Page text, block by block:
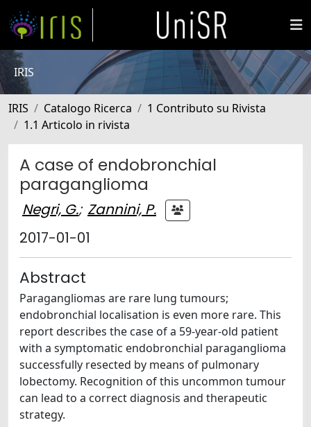
IRIS
IRIS Catalogo Ricerca
1 Contributo su Rivista
1.1 Articolo in rivista
A case of endobronchial
paraganglioma
Negri, G.; Zannini, P.
2017-01-01
Abstract
Paragangliomas are rare lung tumours;
endobronchial localisation is even more rare. This
report describes the case of a 59-year-old patient
with a symptomatic endobronchial paraganglioma
successfully resected by means of pulmonary
lobectomy. Recognition of this uncommon tumour
can lead to a correct diagnosis and therapeutic
strategy.